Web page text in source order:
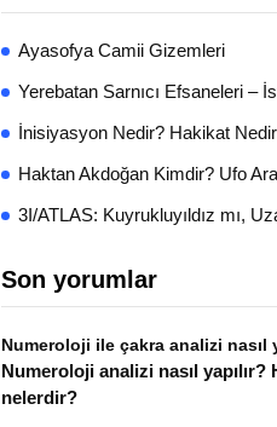
Ayasofya Camii Gizemleri
Yerebatan Sarnıcı Efsaneleri –
İnisiyasyon Nedir? Hakikat
Haktan Akdoğan Kimdir? Ufo
3I/ATLAS: Kuyrukluyıldız mı,
Son yorumlar
Numeroloji ile çakra analizi nasıl
Numeroloji analizi nasıl
nelerdir?